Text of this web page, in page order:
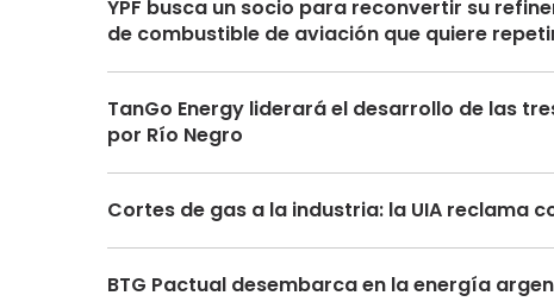
YPF busca un socio para reconvertir su
de combustible de aviación que quiere
TanGo Energy liderará el desarrollo de las
por Río Negro
Cortes de gas a la industria: la UIA reclama
BTG Pactual desembarca en la energía